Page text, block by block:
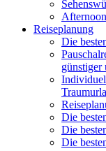
Reiseplanung
Die
günstiger
Die
Die
Die